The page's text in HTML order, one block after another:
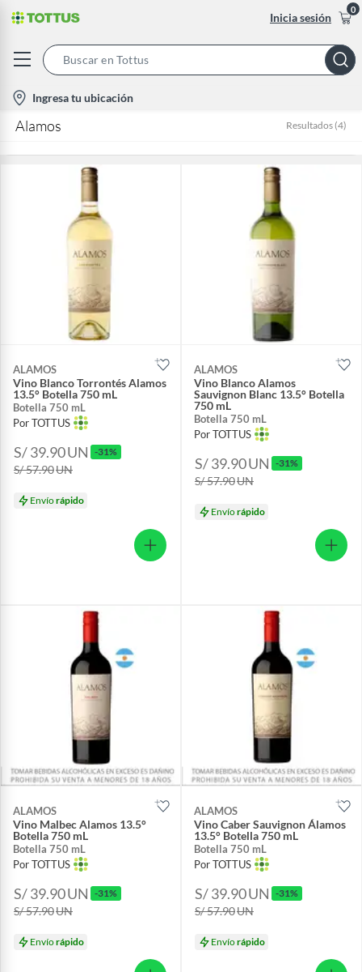
Inicia sesión
0
Bar
location-
icon
Ingresa tu ubicación
Alamos Resultados (4)
ALAMOS
Vino Blanco Torrontés Alamos
13.5° Botella 750 mL
Botella 750 mL
Por TOTTUS
S/ 39.90UN -31%
S/ 57.90UN
Envíorápido
ALAMOS
Vino Blanco Alamos
Sauvignon Blanc 13.5° Botella
750 mL
Botella 750 mL
Por TOTTUS
S/ 39.90UN -31%
S/ 57.90UN
Envíorápido
ALAMOS
Vino Malbec Alamos 13.5°
Botella 750 mL
Botella 750 mL
Por TOTTUS
S/ 39.90UN -31%
S/ 57.90UN
Envíorápido
ALAMOS
Vino Caber Sauvignon Álamos
13.5° Botella 750 mL
Botella 750 mL
Por TOTTUS
S/ 39.90UN -31%
S/ 57.90UN
Envíorápido